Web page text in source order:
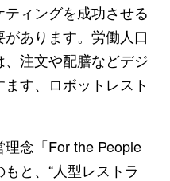
ィングを成功させる
あります。労働人口
注文や配膳などデジ
す、ロボットレスト
念「For the People
と、“人型レストラ